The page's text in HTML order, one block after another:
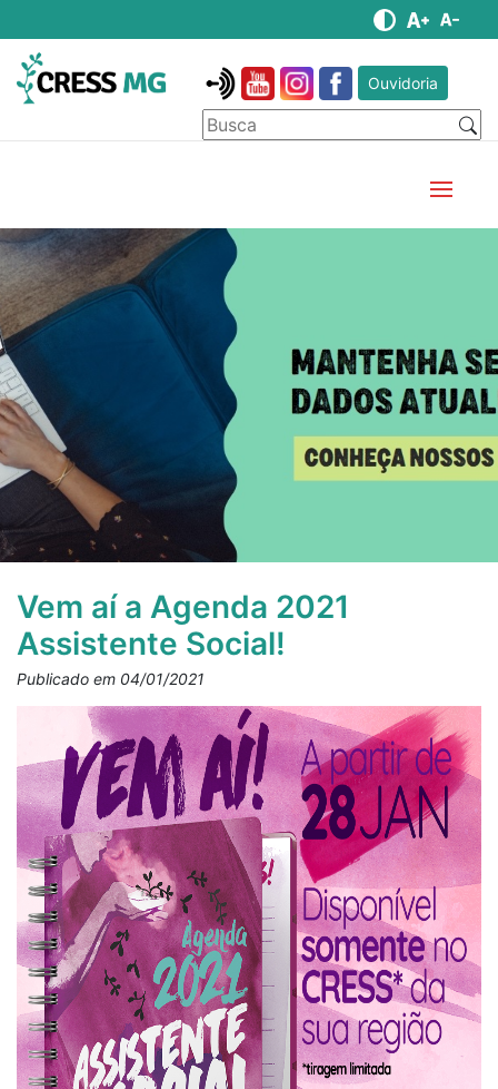
Ouvidoria
Vem aí a Agenda 2021
Assistente Social!
Publicado em 04/01/2021